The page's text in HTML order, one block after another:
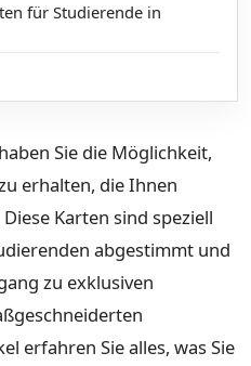
für Studierende in
haben Sie die Möglichkeit,
erhalten, die Ihnen
Karten sind speziell
abgestimmt und
zu exklusiven
erfahren Sie alles, was Sie